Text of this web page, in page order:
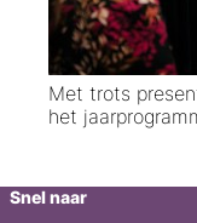
Met trots
het
Snel naar